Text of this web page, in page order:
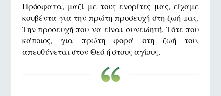
Πρόσφατα, μαζί με τους ενορίτες μας, είχαμε
κουβέντα για την πρώτη προσευχή στη ζωή μας.
Την προσευχή που να είναι συνειδητή. Τότε που
κάποιος, για πρώτη φορά στη ζωή του,
απευθύνεται στον Θεό ή στους αγίους.